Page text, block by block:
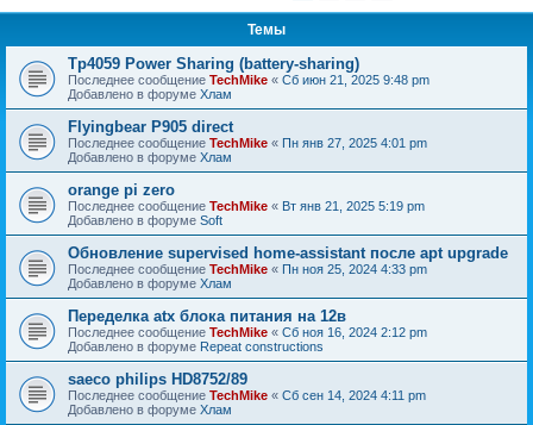
Темы
Tp4059 Power Sharing (battery-sharing)
Последнее сообщение TechMike « Сб июн 21, 2025 9:48 pm
Добавлено в форуме Хлам
Flyingbear P905 direct
Последнее сообщение TechMike « Пн янв 27, 2025 4:01 pm
Добавлено в форуме Хлам
orange pi zero
Последнее сообщение TechMike « Вт янв 21, 2025 5:19 pm
Добавлено в форуме Soft
Обновление supervised home-assistant после apt upgrade
Последнее сообщение TechMike « Пн ноя 25, 2024 4:33 pm
Добавлено в форуме Хлам
Переделка atx блока питания на 12в
Последнее сообщение TechMike « Сб ноя 16, 2024 2:12 pm
Добавлено в форуме Repeat constructions
saeco philips HD8752/89
Последнее сообщение TechMike « Сб сен 14, 2024 4:11 pm
Добавлено в форуме Хлам